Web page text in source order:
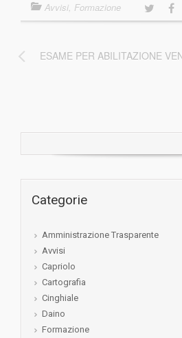
Avvisi, Formazione
ESAME PER ABILITAZIONE
Categorie
Amministrazione Trasparente
Avvisi
Capriolo
Cartografia
Cinghiale
Daino
Formazione